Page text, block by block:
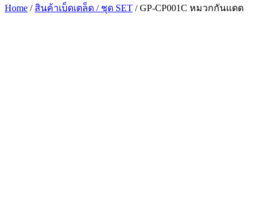
Home / สินค้าเบ็ดเตล็ด / ชุด SET / GP-CP001C หมวกกันแดด